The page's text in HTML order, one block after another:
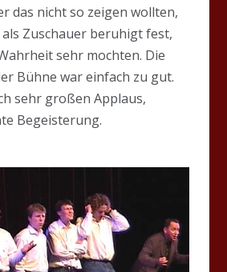
das nicht so zeigen wollten,
Zuschauer beruhigt fest,
sehr mochten. Die
Bühne war einfach zu gut.
sehr großen Applaus,
Begeisterung.